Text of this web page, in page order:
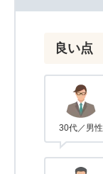
良い点
30代／男性